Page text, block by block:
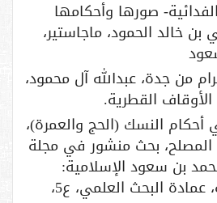
صورها وأحكامها
خالد الحمود، ماجاستير،
من جدة، عبدالله آل محمود،
القطرية.
أحكام النسك (الحج والعمرة)،
المصلح، بحث منشور في مجلة
بن سعود الإسلامية:
العلوم الشرعية، عمادة البحث العلمي، ع5،